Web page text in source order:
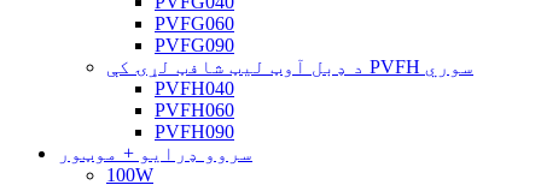
PVFG060
PVFG090
د ډبل آوټ لیټ شافټ لړۍ کې PVFH سوري
PVFH040
PVFH060
PVFH090
سروو ډرایو + موټور
100W